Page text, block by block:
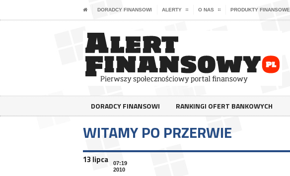
DORADCY FINANSOWI ALERTY O NAS PRODUKTY FINANSOWE
DORADCY FINANSOWI RANKINGI OFERT BANKOWYCH
WITAMY PO PRZERWIE
13 lipca
07:19
2010